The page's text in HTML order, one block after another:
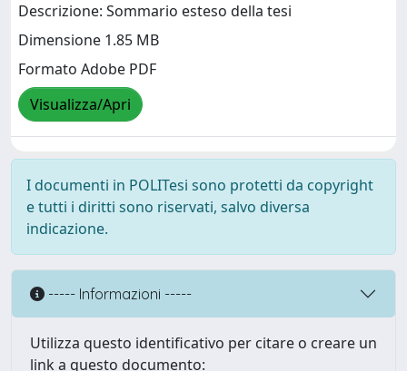
Descrizione: Sommario esteso della tesi
Dimensione 1.85 MB
Formato Adobe PDF
Visualizza/Apri
I documenti in POLITesi sono protetti da copyright
e tutti i diritti sono riservati, salvo diversa
indicazione.
----- Informazioni -----
Utilizza questo identificativo per citare o creare un
link a questo documento: